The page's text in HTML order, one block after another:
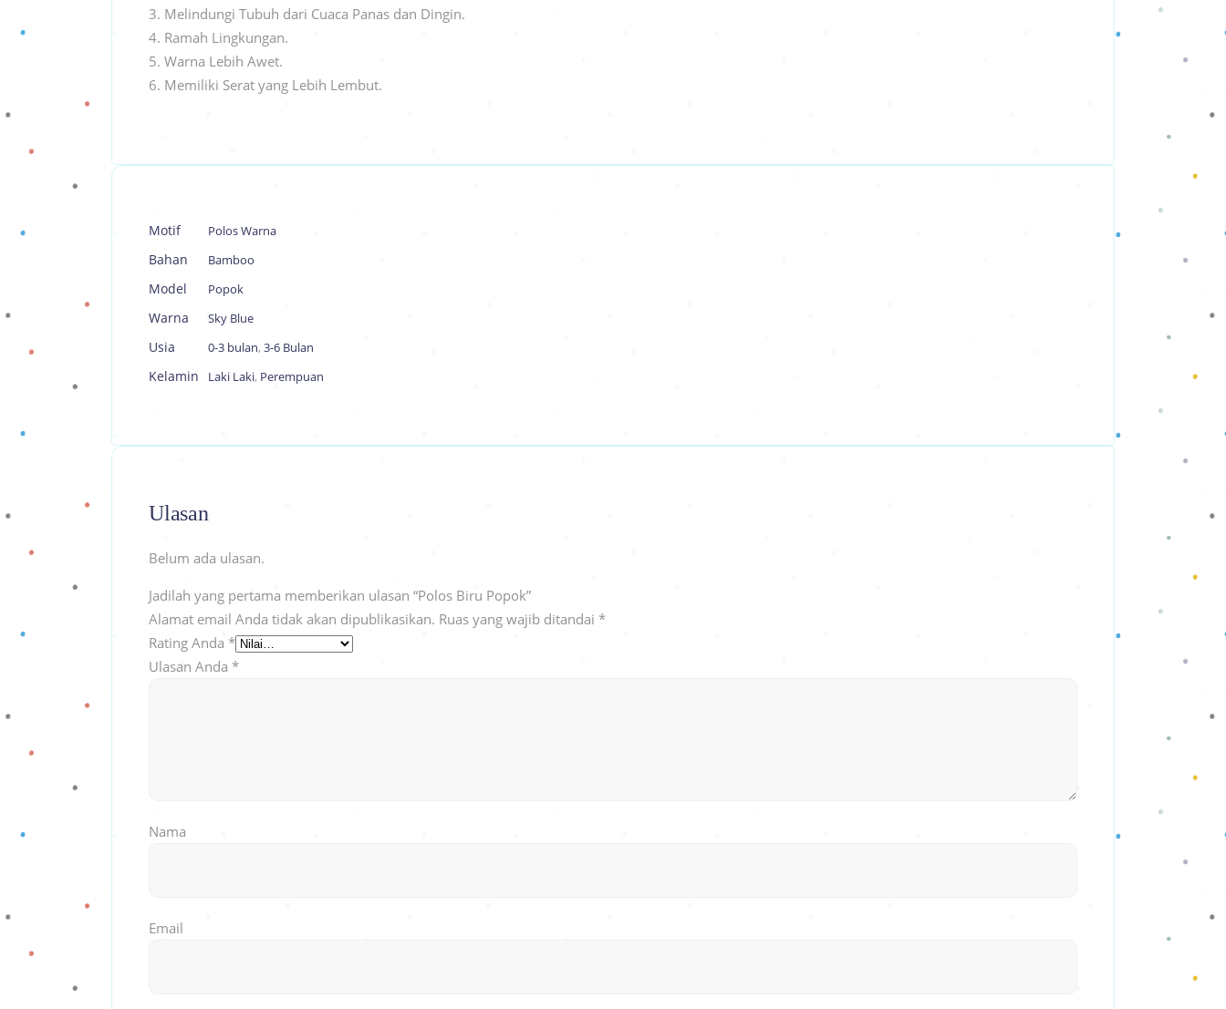
Melindungi Tubuh dari Cuaca Panas dan Dingin.
Ramah Lingkungan.
Warna Lebih Awet.
Memiliki Serat yang Lebih Lembut.
Motif Polos Warna
Bahan Bamboo
Model Popok
Warna Sky Blue
Usia 0-3 bulan, 3-6 Bulan
Kelamin Laki Laki, Perempuan
Ulasan
Belum ada ulasan.
Jadilah yang pertama memberikan ulasan “Polos Biru Popok”
Alamat email Anda tidak akan dipublikasikan. Ruas yang wajib ditandai *
Rating Anda *
Ulasan Anda *
Nama
Email